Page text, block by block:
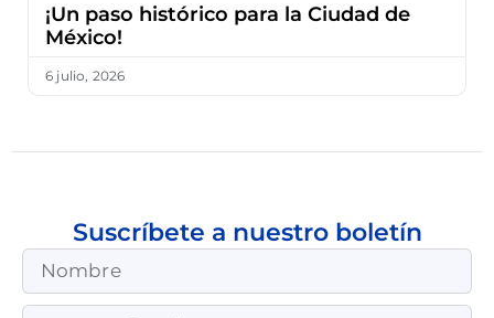
¡Un paso histórico para la Ciudad de
México!
6 julio, 2026
Suscríbete a nuestro boletín